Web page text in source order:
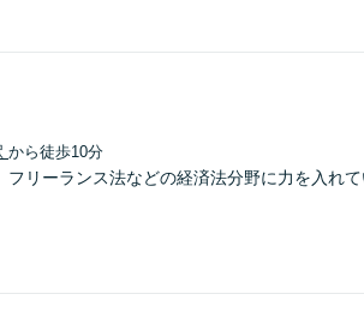
から徒歩10分
リーランス法などの経済法分野に力を入れて